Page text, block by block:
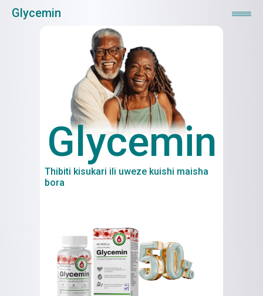
Glycemin
Glycemin
Thibiti kisukari ili uweze kuishi maisha
bora